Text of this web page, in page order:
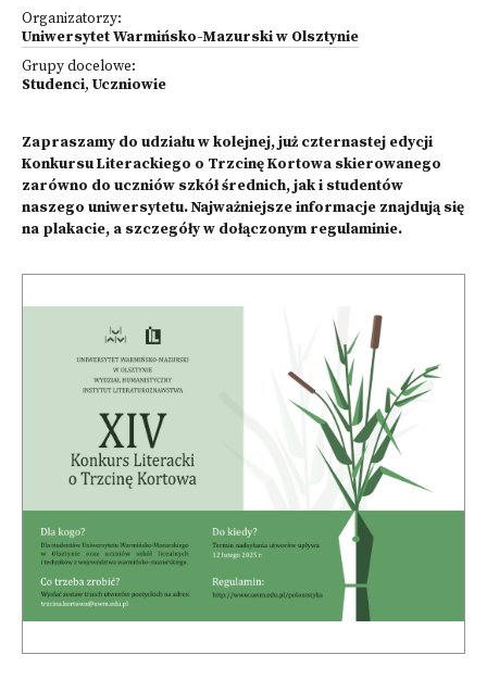
Organizatorzy:
Uniwersytet Warmińsko-Mazurski w Olsztynie
Grupy docelowe:
Studenci, Uczniowie
Zapraszamy do udziału w kolejnej, już czternastej edycji
Konkursu Literackiego o Trzcinę Kortowa skierowanego
zarówno do uczniów szkół średnich, jak i studentów
naszego uniwersytetu. Najważniejsze informacje znajdują się
na plakacie, a szczegóły w dołączonym regulaminie.